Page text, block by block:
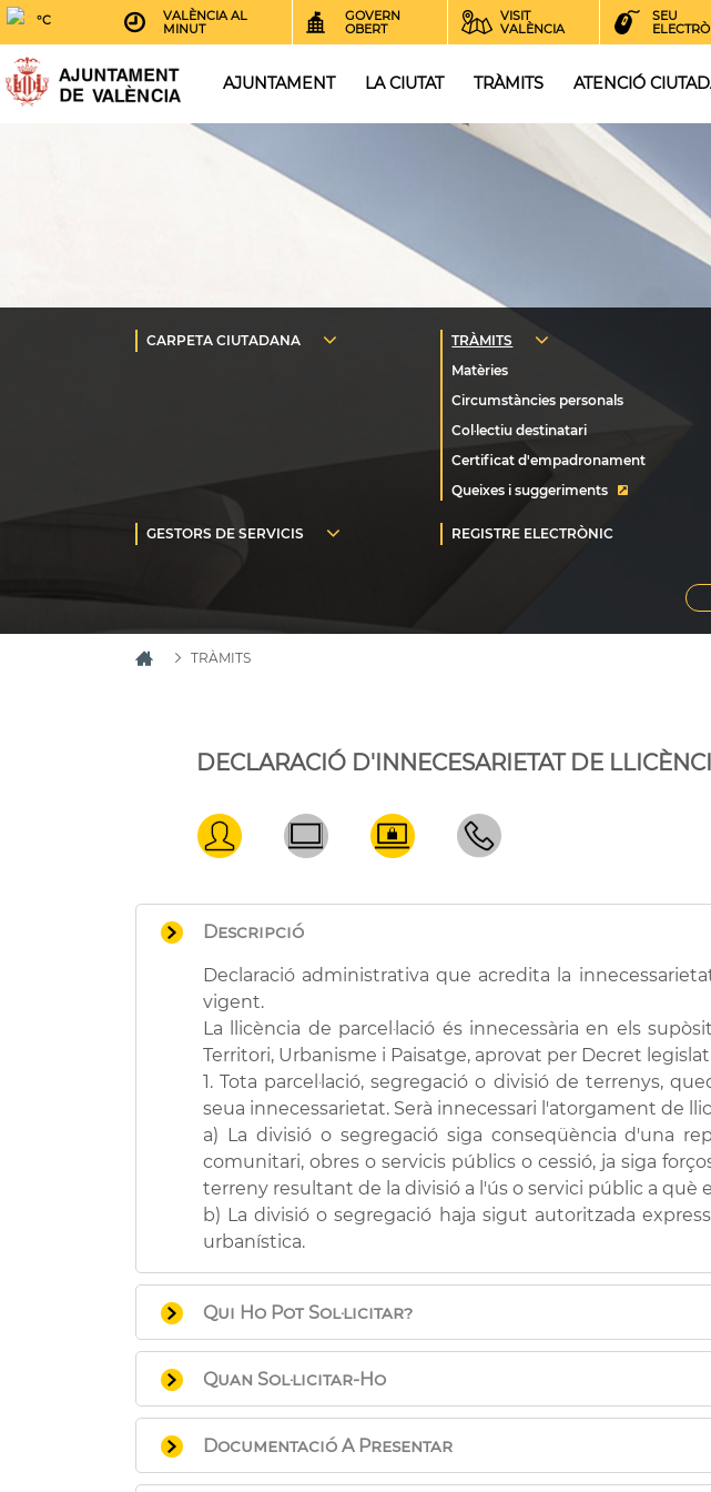
°C
VALÈNCIA AL
MINUT
GOVERN
OBERT
VISIT
VALÈNCIA
SEU
AJUNTAMENT LA CIUTAT TRÀMITS ATENCIÓ
Queixes i suggeriments
TRÀMITS
DECLARACIÓ D'INNECESARIETAT DE
Descripció
Declaració administrativa que acredita la
vigent.
La llicència de parcel·lació és innecessària en els
Territori, Urbanisme i Paisatge, aprovat per Decret
1. Tota parcel·lació, segregació o divisió de terrenys,
seua innecessarietat. Serà innecessari l'atorgament de
a) La divisió o segregació siga conseqüència d'una
comunitari, obres o servicis públics o cessió, ja siga
terreny resultant de la divisió a l'ús o servici públic a què
b) La divisió o segregació haja sigut autoritzada
urbanística.
Qui Ho Pot Sol·licitar?
Qualsevol persona física o jurídica que justifique
degudament autoritzat.
Quan Sol·licitar-Ho
Quan s'efectua la cessió a l'administració.
Documentació A Presentar